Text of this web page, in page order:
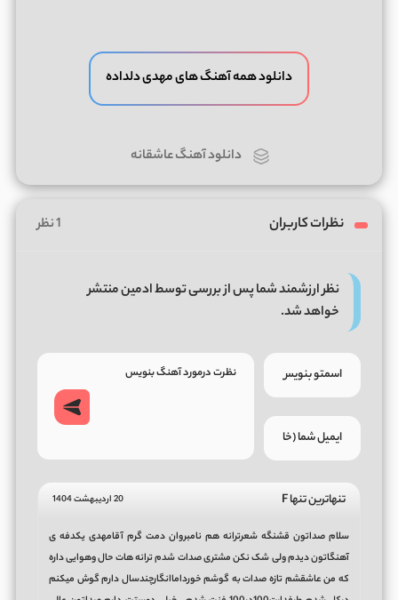
دانلود همه آهنگ های مهدی دلداده
دانلود آهنگ عاشقانه
نظرات کاربران 1 نظر
نظر ارزشمند شما پس از بررسی توسط ادمین منتشر
خواهد شد.
تنهاترین تنها F 20 اردیبهشت 1404
سلام صداتون قشنگه شعرترانه هم نامبروان دمت گرم آقامهدی یکدفه ی
آهنگاتون دیدم ولی شک نکن مشتری صدات شدم ترانه هات حال وهوایی داره
که من عاشقشم تازه صدات به گوشم خورداماانگارچندسال دارم گوش میکنم